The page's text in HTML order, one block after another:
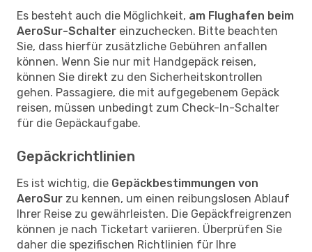
Es besteht auch die Möglichkeit, am Flughafen beim
AeroSur-Schalter einzuchecken. Bitte beachten
Sie, dass hierfür zusätzliche Gebühren anfallen
können. Wenn Sie nur mit Handgepäck reisen,
können Sie direkt zu den Sicherheitskontrollen
gehen. Passagiere, die mit aufgegebenem Gepäck
reisen, müssen unbedingt zum Check-In-Schalter
für die Gepäckaufgabe.
Gepäckrichtlinien
Es ist wichtig, die Gepäckbestimmungen von
AeroSur zu kennen, um einen reibungslosen Ablauf
Ihrer Reise zu gewährleisten. Die Gepäckfreigrenzen
können je nach Ticketart variieren. Überprüfen Sie
daher die spezifischen Richtlinien für Ihre